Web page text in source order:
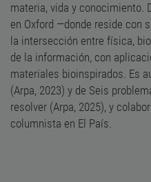
materia, vida y conocimiento.
en Oxford —donde reside con
la intersección entre física,
de la información, con
materiales bioinspirados. Es
(Arpa, 2023) y de Seis
resolver (Arpa, 2025), y
columnista en El País.